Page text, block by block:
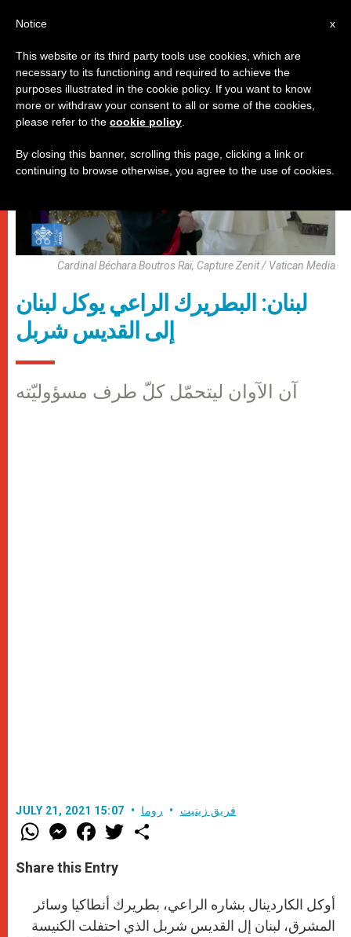
روما
Cardinal Béchara Boutros Raï, Capture Zenit / Vatican Media
لبنان: البطريرك الراعي يوكل لبنان
إلى القديس شربل
آن الآوان ليتحمّل كلّ طرف مسؤوليّته
JULY 21, 2021 15:07 فريق زينيت روما
W
h
t
s
p
p
M
e
s
e
g
e
r
F
a
e
b
o
k
w
Share this Entry
أوكل الكاردينال بشاره الراعي، بطريرك أنطاكيا وسائر
المشرق، لبنان إل القديس شربل الذي احتفلت الكنيسة
x
Notice
This website or its third party tools use cookies, which are
necessary to its functioning and required to achieve the
purposes illustrated in the cookie policy. If you want to know
more or withdraw your consent to all or some of the cookies,
please refer to the cookie policy
By closing this banner, scrolling this page, clicking a link or
continuing to browse otherwise, you agree to the use of cookies.